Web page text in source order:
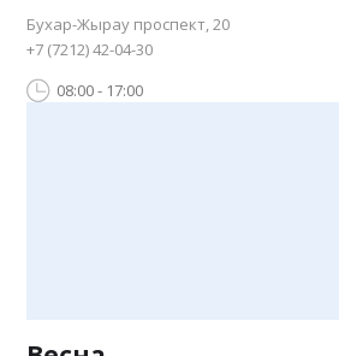
Бухар-Жырау проспект, 20
+7 (7212) 42-04-30
08:00 - 17:00